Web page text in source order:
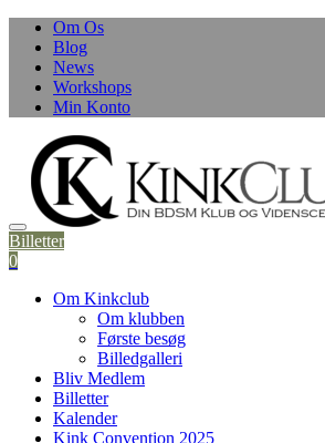
Skip
content
Om Os
Blog
News
Workshops
Min Konto
Billetter
0
Om Kinkclub
Om klubben
Første besøg
Billedgalleri
Bliv Medlem
Billetter
Kalender
Kink Convention 2025